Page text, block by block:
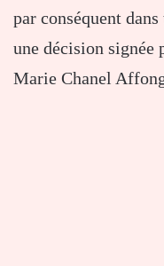
par conséquent
une décision
Marie Chanel